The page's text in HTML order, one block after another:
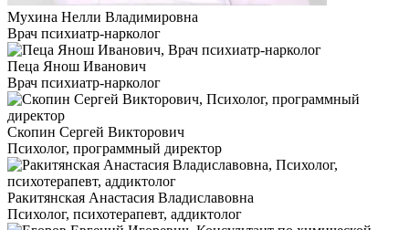
Мухина Нелли Владимировна
Врач психиатр-нарколог
Пеца Янош Иванович
Врач психиатр-нарколог
Скопин Сергей Викторович
Психолог, программный директор
Ракитянская Анастасия Владиславовна
Психолог, психотерапевт, аддиктолог